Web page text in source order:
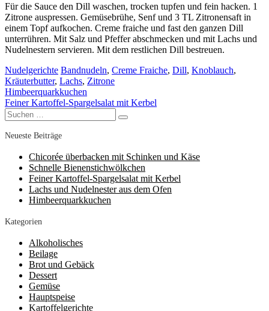
Für die Sauce den Dill waschen, trocken tupfen und fein hacken. 1
Zitrone auspressen. Gemüsebrühe, Senf und 3 TL Zitronensaft in
einem Topf aufkochen. Creme fraiche und fast den ganzen Dill
unterrühren. Mit Salz und Pfeffer abschmecken und mit Lachs und
Nudelnestern servieren. Mit dem restlichen Dill bestreuen.
Nudelgerichte Bandnudeln, Creme Fraiche, Dill, Knoblauch,
Kräuterbutter, Lachs, Zitrone
Beitragsnavigation
Himbeerquarkkuchen
Feiner Kartoffel-Spargelsalat mit Kerbel
Suchen
nach:
Suchen
Neueste Beiträge
Chicorée überbacken mit Schinken und Käse
Schnelle Bienenstichwölkchen
Feiner Kartoffel-Spargelsalat mit Kerbel
Lachs und Nudelnester aus dem Ofen
Himbeerquarkkuchen
Kategorien
Alkoholisches
Beilage
Brot und Gebäck
Dessert
Gemüse
Hauptspeise
Kartoffelgerichte